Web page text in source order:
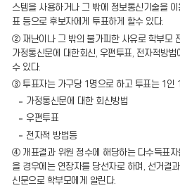
스템을 사용하거나 그 밖에 정보통신기술을
표 등으로 후보자에게 투표하게 할수 있다.
② 재난이나 그 밖의 불가피한 사유로 학부모
가정통신문에 대한회신, 우편투표, 전자적방
수 있다.
③ 투표자는 가구당 1명으로 하고 투표는 1인
가정통신문에 대한 회신방법
우편투표
전자적 방법등
④ 개표결과 위원 정수에 해당하는 다수득표
을 경우에는 연장자를 당선자로 하며, 선거결
신문으로 학부모에게 알린다.